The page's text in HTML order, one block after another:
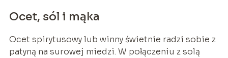
Ocet, sól i mąka
Ocet spirytusowy lub winny świetnie radzi sobie z
patyną na surowej miedzi. W połączeniu z solą